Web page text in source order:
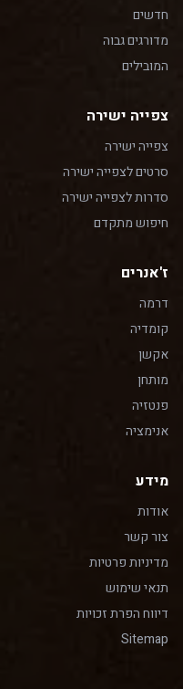
חדשים
מדורגים גבוה
המובילים
צפייה ישירה
צפייה ישירה
סרטים לצפייה ישירה
סדרות לצפייה ישירה
חיפוש מתקדם
ז'אנרים
דרמה
קומדיה
אקשן
מותחן
פנטזיה
אנימציה
מידע
אודות
צור קשר
מדיניות פרטיות
תנאי שימוש
דיווח הפרת זכויות
Sitemap